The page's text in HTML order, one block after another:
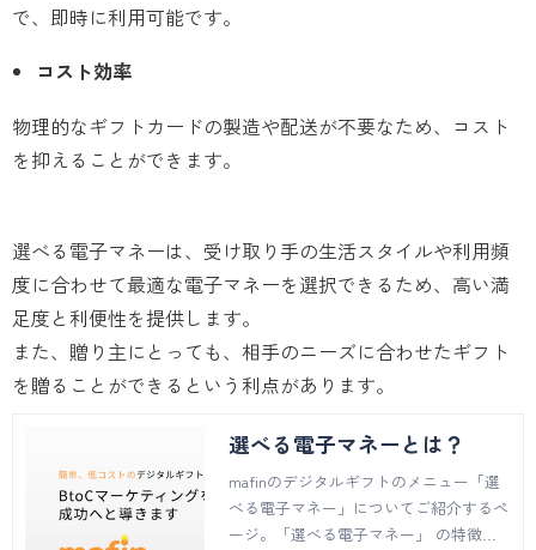
で、即時に利用可能です。
コスト効率
物理的なギフトカードの製造や配送が不要なため、コスト
を抑えることができます。
選べる電子マネーは、受け取り手の生活スタイルや利用頻
度に合わせて最適な電子マネーを選択できるため、高い満
足度と利便性を提供します。
また、贈り主にとっても、相手のニーズに合わせたギフト
を贈ることができるという利点があります。
選べる電子マネーとは？
mafinのデジタルギフトのメニュー「選
べる電子マネー」についてご紹介するペ
ージ。「選べる電子マネー」 の特徴、